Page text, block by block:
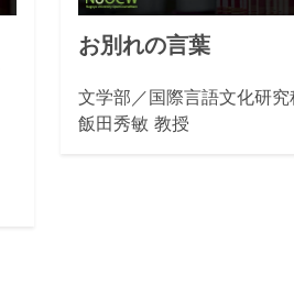
お別れの言葉
文学部／国際言語文化研究
飯田秀敏 教授